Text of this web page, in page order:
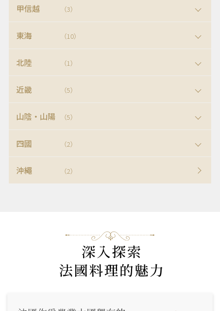
甲信越 （3）
東海 （10）
北陸 （1）
近畿 （5）
山陰・山陽 （5）
四國 （2）
沖繩 （2）